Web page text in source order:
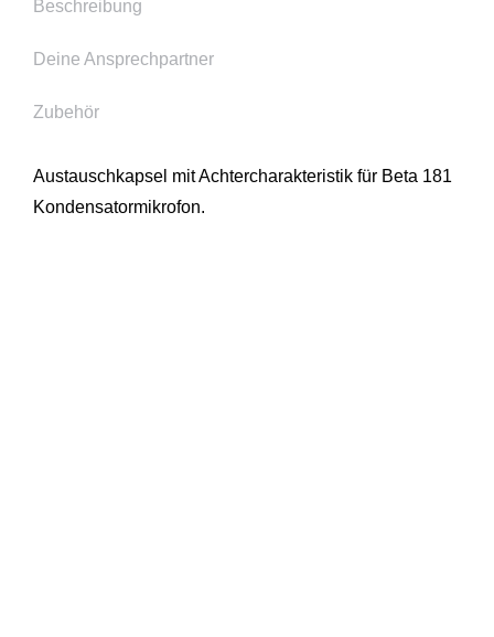
Beschreibung
Deine Ansprechpartner
Zubehör
Austauschkapsel mit Achtercharakteristik für Beta 181
Kondensatormikrofon.